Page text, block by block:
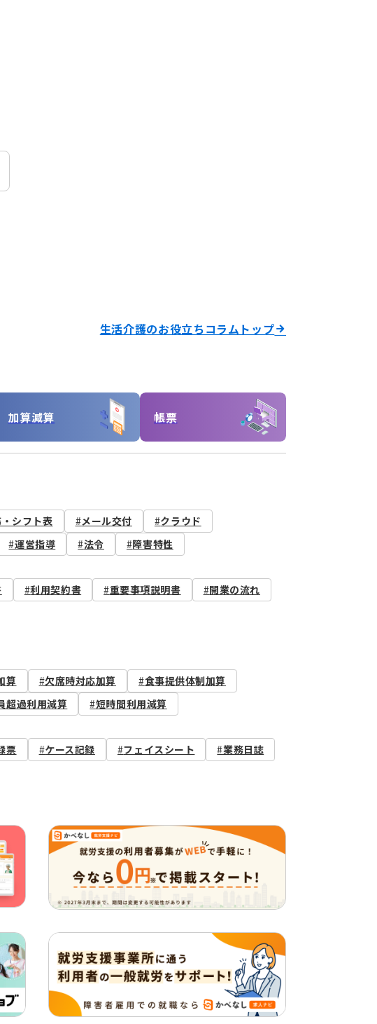
生活介護のお役立ちコラムトップ
加算減算 帳票
シフト表 メール交付
クラウド
運営指導 法令 障害特性
利用契約書 重要事項説明書 開業の流れ
算 欠席時対応加算
食事提供体制加算
超過利用減算 短時間利用減算
票 ケース記録 フェイスシート 業務日誌